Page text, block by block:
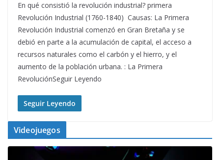
En qué consistió la revolución industrial? primera
Revolución Industrial (1760-1840) Causas: La Primera
Revolución Industrial comenzó en Gran Bretaña y se
debió en parte a la acumulación de capital, el acceso a
recursos naturales como el carbón y el hierro, y el
aumento de la población urbana. : La Primera
RevoluciónSeguir Leyendo
Seguir Leyendo
Videojuegos